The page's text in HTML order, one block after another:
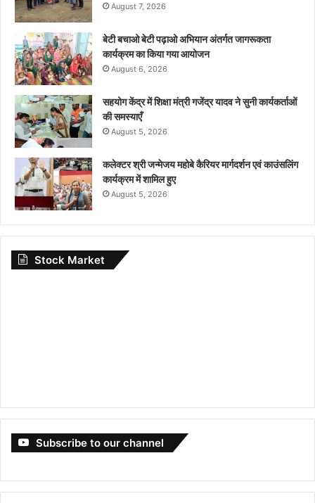
August 7, 2026
बेटी बचाओ बेटी पढ़ाओ अभियान अंतर्गत जागरूकता
कार्यक्रम का किया गया आयोजन
August 6, 2026
सहयोग केंद्र में शिक्षा मंत्री गजेंद्र यादव ने सुनी कार्यकर्ताओं
की समस्याएँ
August 5, 2026
कलेक्टर श्री जन्मेजय महोबे कैरियर मार्गदर्शन एवं काउंसलिंग
कार्यक्रम में शामिल हुए
August 5, 2026
Stock Market
Subscribe to our channel